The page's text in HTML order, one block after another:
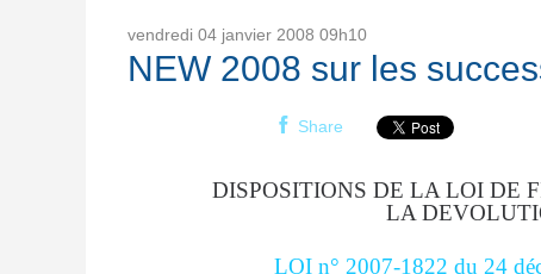
vendredi 04 janvier 2008 09h10
NEW 2008 sur les
Share
DISPOSITIONS DE LA LOI DE
LA
LOI n° 2007-1822 du 24